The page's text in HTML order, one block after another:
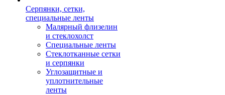
Серпянки, сетки,
специальные ленты
Малярный флизелин
и стеклохолст
Специальные ленты
Стеклотканные сетки
и серпянки
Углозащитные и
уплотнительные
ленты